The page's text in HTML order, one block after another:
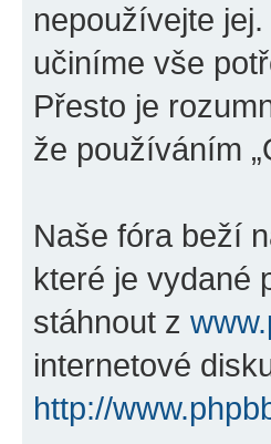
nepoužívejte
učiníme vše
Přesto je
že používáním
Naše fóra beží
které je vydané
stáhnout z
internetové
http://